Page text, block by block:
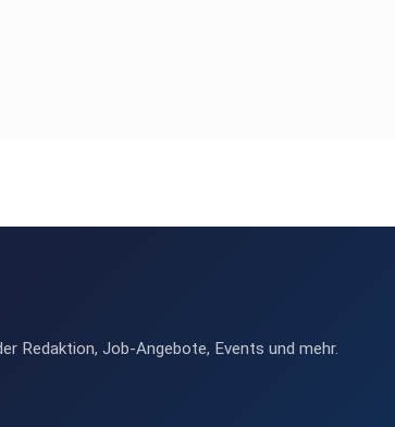
Redaktion, Job-Angebote, Events und mehr.